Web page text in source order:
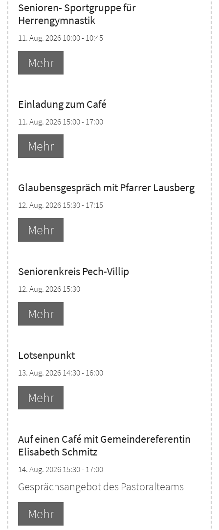
Senioren- Sportgruppe für
Herrengymnastik
11. Aug. 2026 10:00 - 10:45
Mehr
Einladung zum Café
11. Aug. 2026 15:00 - 17:00
Mehr
Glaubensgespräch mit Pfarrer Lausberg
12. Aug. 2026 15:30 - 17:15
Mehr
Seniorenkreis Pech-Villip
12. Aug. 2026 15:30
Mehr
Lotsenpunkt
13. Aug. 2026 14:30 - 16:00
Mehr
Auf einen Café mit Gemeindereferentin
Elisabeth Schmitz
14. Aug. 2026 15:30 - 17:00
Gesprächsangebot des Pastoralteams
Mehr